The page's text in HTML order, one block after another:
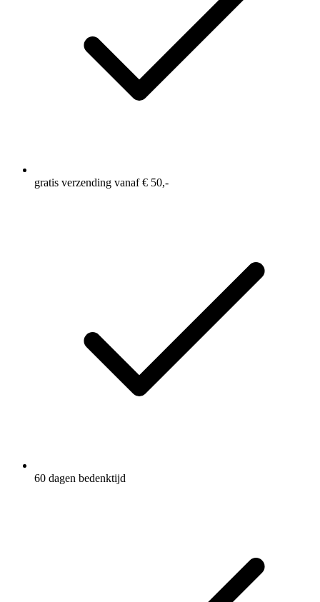
gratis verzending vanaf € 50,-
60 dagen bedenktijd